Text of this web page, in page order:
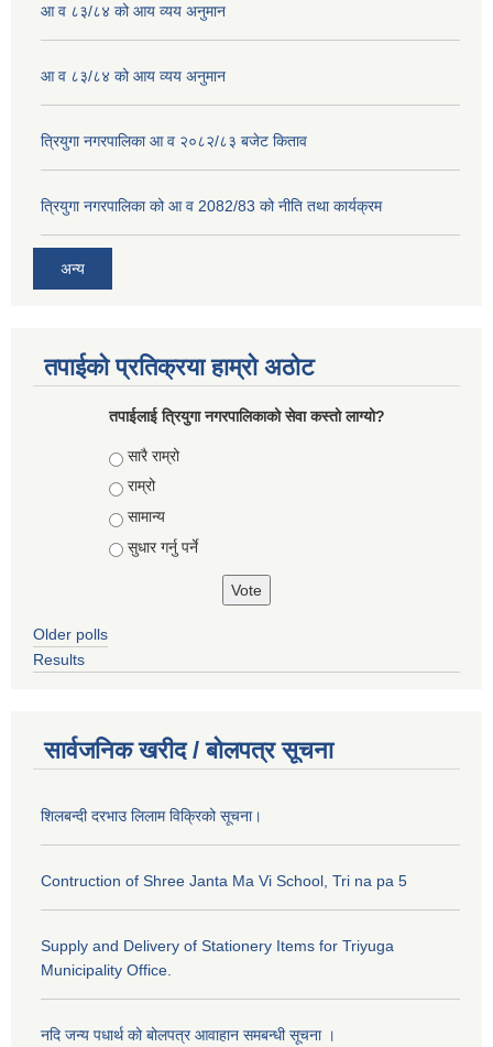
आ व ८३/८४ को आय व्यय अनुमान
आ व ८३/८४ को आय व्यय अनुमान
त्रियुगा नगरपालिका आ व २०८२/८३ बजेट किताव
त्रियुगा नगरपालिका को आ व 2082/83 को नीति तथा कार्यक्रम
अन्य
तपाईको प्रतिक्रया हाम्रो अठोट
तपाईलाई त्रियुगा नगरपालिकाको सेवा कस्तो लाग्यो?
Choices
सारै राम्रो
राम्रो
सामान्य
सुधार गर्नु पर्ने
Older polls
Results
सार्वजनिक खरीद / बोलपत्र सूचना
शिलबन्दी दरभाउ लिलाम विक्रिको सूचना।
Contruction of Shree Janta Ma Vi School, Tri na pa 5
Supply and Delivery of Stationery Items for Triyuga
Municipality Office.
नदि जन्य पधार्थ को बोलपत्र आवाहान समबन्धी सूचना ।